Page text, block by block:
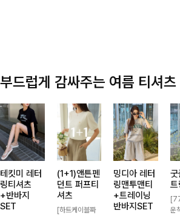
부드럽게 감싸주는 여름 티셔츠
테킷미 레터
링티셔츠
+반바지
SET
(1+1)앤튼펜
던트 퍼프티
셔츠
[하트케이블짜
밍디아 레터
링맨투맨티
+트레이닝
반바지SET
굿
트
운